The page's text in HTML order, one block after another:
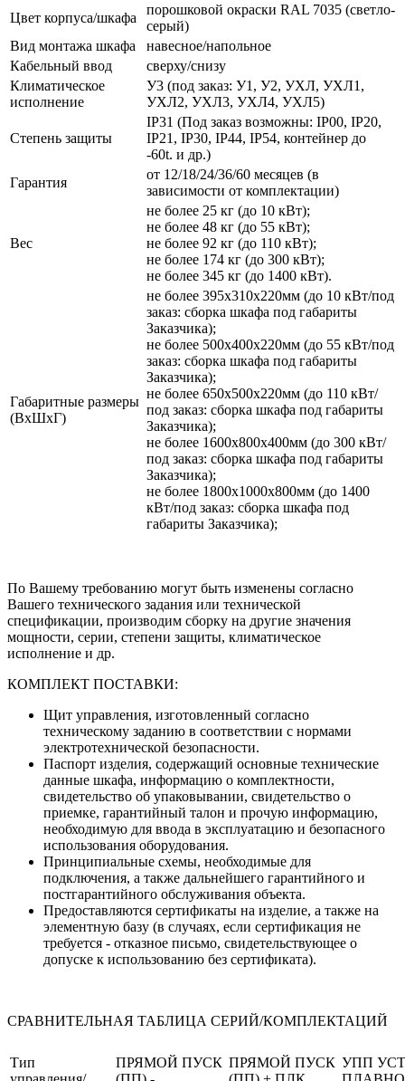
Цвет корпуса/шкафа
порошковой окраски RAL 7035 (светло-
серый)
Вид монтажа шкафа
навесное/напольное
Кабельный ввод
сверху/снизу
Климатическое
исполнение
У3 (под заказ: У1, У2, УХЛ, УХЛ1,
УХЛ2, УХЛ3, УХЛ4, УХЛ5)
Степень защиты
IP31 (Под заказ возможны: IP00, IP20,
IP21, IP30, IP44, IP54, контейнер до
-60t. и др.)
Гарантия
от 12/18/24/36/60 месяцев (в
зависимости от комплектации)
Вес
не более 25 кг (до 10 кВт);
не более 48 кг (до 55 кВт);
не более 92 кг (до 110 кВт);
не более 174 кг (до 300 кВт);
не более 345 кг (до 1400 кВт).
Габаритные размеры
(ВхШхГ)
не более 395х310х220мм (до 10 кВт/под
заказ: сборка шкафа под габариты
Заказчика);
не более 500х400х220мм (до 55 кВт/под
заказ: сборка шкафа под габариты
Заказчика);
не более 650х500х220мм (до 110 кВт/
под заказ: сборка шкафа под габариты
Заказчика);
не более 1600х800х400мм (до 300 кВт/
под заказ: сборка шкафа под габариты
Заказчика);
не более 1800х1000х800мм (до 1400
кВт/под заказ: сборка шкафа под
габариты Заказчика);
По Вашему требованию могут быть изменены согласно
Вашего технического задания или технической
спецификации, производим сборку на другие значения
мощности, серии, степени защиты, климатическое
исполнение и др.
КОМПЛЕКТ ПОСТАВКИ:
Щит управления, изготовленный согласно
техническому заданию в соответствии с нормами
электротехнической безопасности.
Паспорт изделия, содержащий основные технические
данные шкафа, информацию о комплектности,
свидетельство об упаковывании, свидетельство о
приемке, гарантийный талон и прочую информацию,
необходимую для ввода в эксплуатацию и безопасного
использования оборудования.
Принципиальные схемы, необходимые для
подключения, а также дальнейшего гарантийного и
постгарантийного обслуживания объекта.
Предоставляются сертификаты на изделие, а также на
элементную базу (в случаях, если сертификация не
требуется - отказное письмо, свидетельствующее о
допуске к использованию без сертификата).
СРАВНИТЕЛЬНАЯ ТАБЛИЦА СЕРИЙ/КОМПЛЕКТАЦИЙ
Тип
ПРЯМОЙ ПУСК ПРЯМОЙ ПУСК УПП